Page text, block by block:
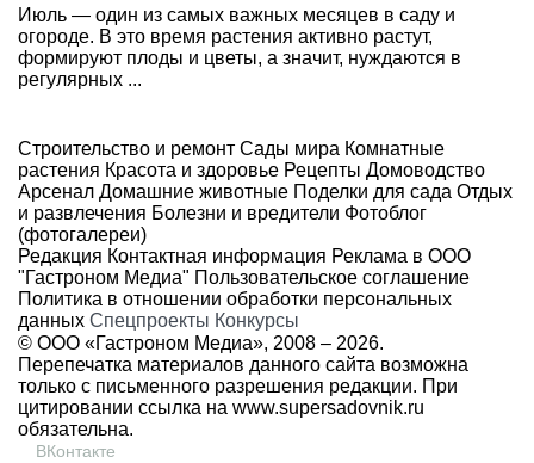
Июль — один из самых важных месяцев в саду и
огороде. В это время растения активно растут,
формируют плоды и цветы, а значит, нуждаются в
регулярных ...
Строительство и ремонт Сады мира Комнатные
растения Красота и здоровье Рецепты Домоводство
Арсенал Домашние животные Поделки для сада Отдых
и развлечения Болезни и вредители Фотоблог
(фотогалереи)
Редакция Контактная информация Реклама в ООО
"Гастроном Медиа" Пользовательское соглашение
Политика в отношении обработки персональных
данных Спецпроекты Конкурсы
© ООО «Гастроном Медиа», 2008 – 2026.
Перепечатка материалов данного сайта возможна
только с письменного разрешения редакции. При
цитировании ссылка на www.supersadovnik.ru
обязательна.
ВКонтакте